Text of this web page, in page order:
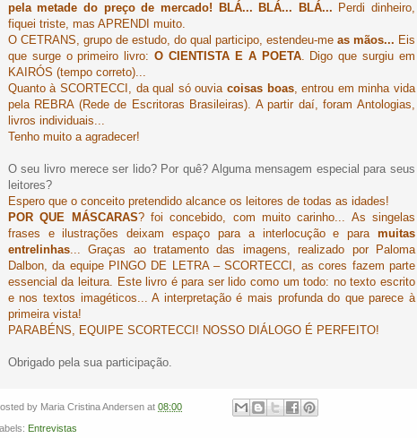
pela metade do preço de mercado! BLÁ... BLÁ... BLÁ... Perdi dinheiro,
fiquei triste, mas APRENDI muito.
O CETRANS, grupo de estudo, do qual participo, estendeu-me as mãos... Eis
que surge o primeiro livro:O CIENTISTA E A POETA. Digo que surgiu em
KAIRÓS (tempo correto)...
Quanto à SCORTECCI, da qual só ouvia coisas boas, entrou em minha vida
pela REBRA (Rede de Escritoras Brasileiras). A partir daí, foram Antologias,
livros individuais...
Tenho muito a agradecer!
O seu livro merece ser lido? Por quê? Alguma mensagem especial para seus
leitores?
Espero que o conceito pretendido alcance os leitores de todas as idades!
POR QUE MÁSCARAS? foi concebido, com muito carinho... As singelas
frases e ilustrações deixam espaço para a interlocução e para muitas
entrelinhas... Graças ao tratamento das imagens, realizado por Paloma
Dalbon, da equipe PINGO DE LETRA – SCORTECCI, as cores fazem parte
essencial da leitura. Este livro é para ser lido como um todo: no texto escrito
e nos textos imagéticos... A interpretação é mais profunda do que parece à
primeira vista!
PARABÉNS, EQUIPE SCORTECCI! NOSSO DIÁLOGO É PERFEITO!
Obrigado pela sua participação.
by Maria Cristina Andersen at 08:00
Entrevistas